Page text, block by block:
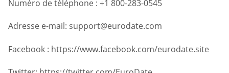
Numéro de téléphone : +1 800-283-0545
Adresse e-mail: support@eurodate.com
Facebook : https://www.facebook.com/eurodate.site